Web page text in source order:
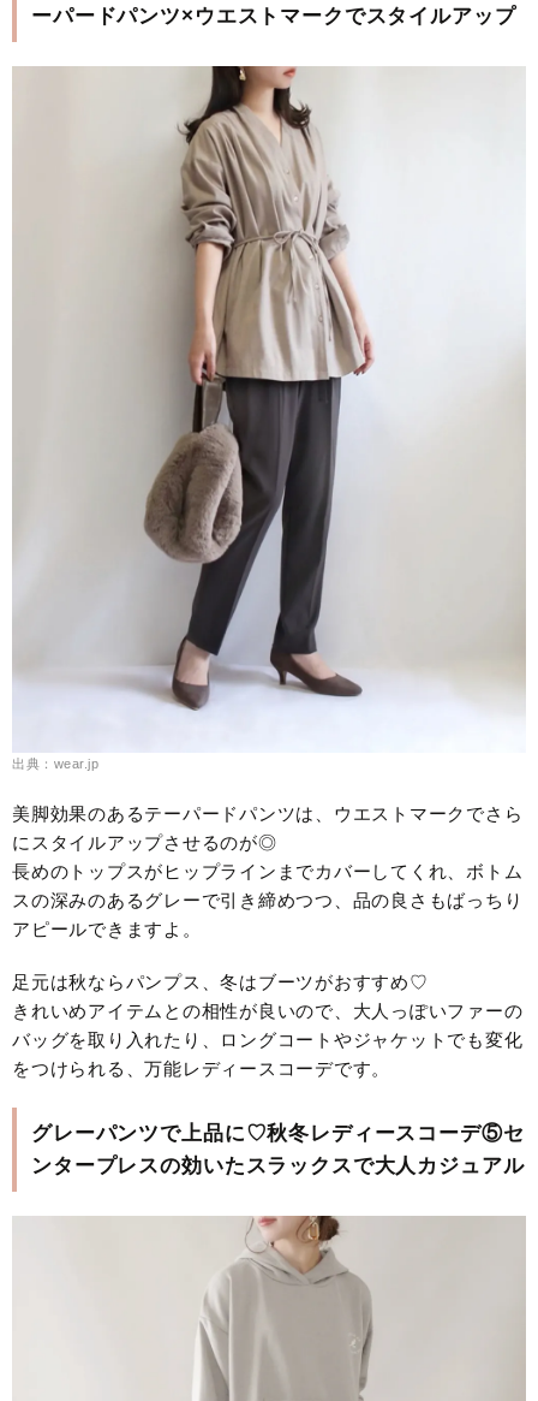
ーパードパンツ×ウエストマークでスタイルアップ
出典：wear.jp
美脚効果のあるテーパードパンツは、ウエストマークでさら
にスタイルアップさせるのが◎
長めのトップスがヒップラインまでカバーしてくれ、ボトム
スの深みのあるグレーで引き締めつつ、品の良さもばっちり
アピールできますよ。
足元は秋ならパンプス、冬はブーツがおすすめ♡
きれいめアイテムとの相性が良いので、大人っぽいファーの
バッグを取り入れたり、ロングコートやジャケットでも変化
をつけられる、万能レディースコーデです。
グレーパンツで上品に♡秋冬レディースコーデ⑤セ
ンタープレスの効いたスラックスで大人カジュアル